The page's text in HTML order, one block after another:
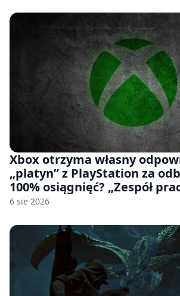
Xbox otrzyma własny
„platyn” z PlayStation za
100% osiągnięć? „Zespół
czymś, co ma się pojawić
6 sie 2026